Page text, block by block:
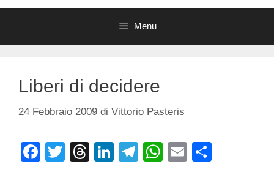
Menu
Liberi di decidere
24 Febbraio 2009 di Vittorio Pasteris
F
T
T
Li
T
W E